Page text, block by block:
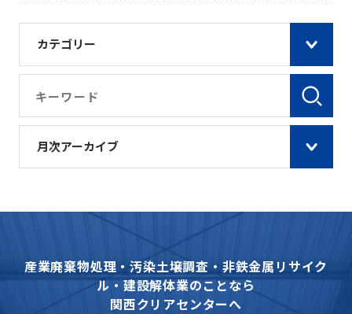
カテゴリー
月次アーカイブ
産業廃棄物処理・汚染土壌調査・非鉄金属リサイク
ル・建設解体業のことなら
関西クリアセンターへ